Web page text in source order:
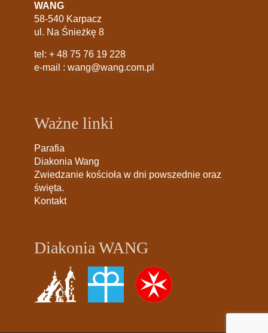
WANG
58-540 Karpacz
ul. Na Śnieżkę 8
tel: + 48 75 76 19 228
e-mail : wang@wang.com.pl
Ważne linki
Parafia
Diakonia Wang
Zwiedzanie kościoła w dni powszednie oraz
święta.
Kontakt
Diakonia WANG